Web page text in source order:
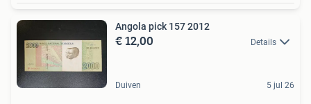
Angola pick 157 2012
€ 12,00 Details
Duiven 5 jul 26